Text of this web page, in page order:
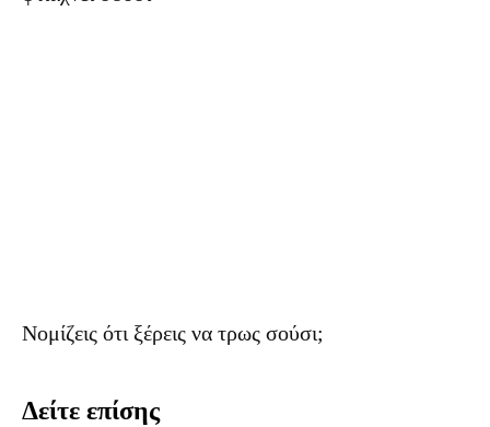
Νομίζεις ότι ξέρεις να τρως σούσι;
Δείτε επίσης